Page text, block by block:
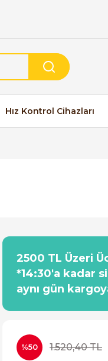
Hız Kontrol Cihazları
2500 TL Üzeri
*14:30'a kadar
aynı gün
%50 1.520,40 TL